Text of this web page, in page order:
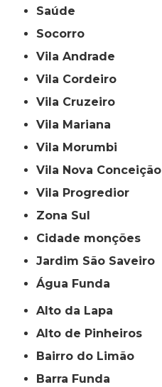
Saúde
Socorro
Vila Andrade
Vila Cordeiro
Vila Cruzeiro
Vila Mariana
Vila Morumbi
Vila Nova Conceição
Vila Progredior
Zona Sul
cidade monções
jardim São Saveiro
Água Funda
Alto da Lapa
Alto de Pinheiros
Bairro do Limão
Barra Funda